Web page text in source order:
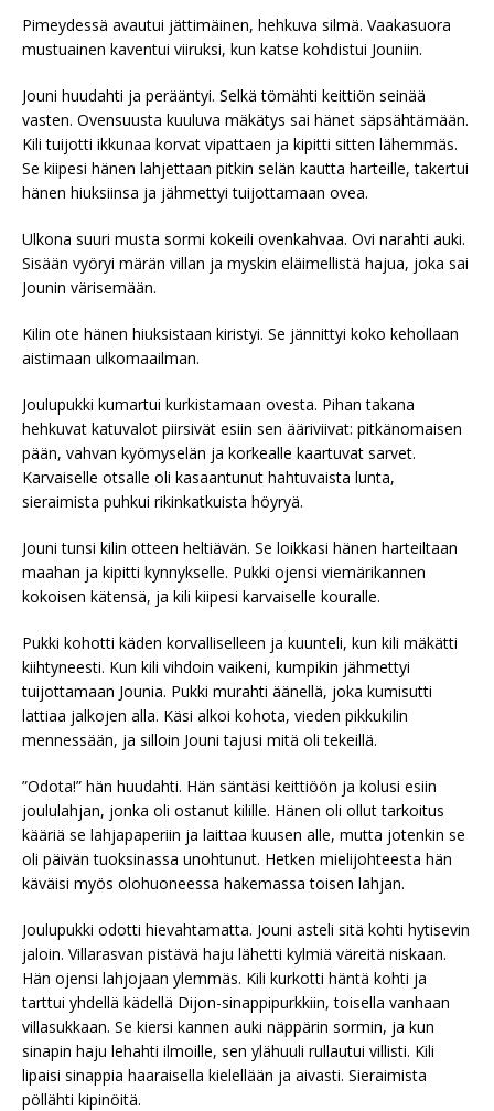
Pimeydessä avautui jättimäinen, hehkuva silmä. Vaakasuora
mustuainen kaventui viiruksi, kun katse kohdistui Jouniin.
Jouni huudahti ja perääntyi. Selkä tömähti keittiön seinää
vasten. Ovensuusta kuuluva mäkätys sai hänet säpsähtämään.
Kili tuijotti ikkunaa korvat vipattaen ja kipitti sitten lähemmäs.
Se kiipesi hänen lahjettaan pitkin selän kautta harteille, takertui
hänen hiuksiinsa ja jähmettyi tuijottamaan ovea.
Ulkona suuri musta sormi kokeili ovenkahvaa. Ovi narahti auki.
Sisään vyöryi märän villan ja myskin eläimellistä hajua, joka sai
Jounin värisemään.
Kilin ote hänen hiuksistaan kiristyi. Se jännittyi koko kehollaan
aistimaan ulkomaailman.
Joulupukki kumartui kurkistamaan ovesta. Pihan takana
hehkuvat katuvalot piirsivät esiin sen ääriviivat: pitkänomaisen
pään, vahvan kyömyselän ja korkealle kaartuvat sarvet.
Karvaiselle otsalle oli kasaantunut hahtuvaista lunta,
sieraimista puhkui rikinkatkuista höyryä.
Jouni tunsi kilin otteen heltiävän. Se loikkasi hänen harteiltaan
maahan ja kipitti kynnykselle. Pukki ojensi viemärikannen
kokoisen kätensä, ja kili kiipesi karvaiselle kouralle.
Pukki kohotti käden korvalliselleen ja kuunteli, kun kili mäkätti
kiihtyneesti. Kun kili vihdoin vaikeni, kumpikin jähmettyi
tuijottamaan Jounia. Pukki murahti äänellä, joka kumisutti
lattiaa jalkojen alla. Käsi alkoi kohota, vieden pikkukilin
mennessään, ja silloin Jouni tajusi mitä oli tekeillä.
”Odota!” hän huudahti. Hän säntäsi keittiöön ja kolusi esiin
joululahjan, jonka oli ostanut kilille. Hänen oli ollut tarkoitus
kääriä se lahjapaperiin ja laittaa kuusen alle, mutta jotenkin se
oli päivän tuoksinassa unohtunut. Hetken mielijohteesta hän
käväisi myös olohuoneessa hakemassa toisen lahjan.
Joulupukki odotti hievahtamatta. Jouni asteli sitä kohti hytisevin
jaloin. Villarasvan pistävä haju lähetti kylmiä väreitä niskaan.
Hän ojensi lahjojaan ylemmäs. Kili kurkotti häntä kohti ja
tarttui yhdellä kädellä Dijon-sinappipurkkiin, toisella vanhaan
villasukkaan. Se kiersi kannen auki näppärin sormin, ja kun
sinapin haju lehahti ilmoille, sen ylähuuli rullautui villisti. Kili
lipaisi sinappia haaraisella kielellään ja aivasti. Sieraimista
pöllähti kipinöitä.